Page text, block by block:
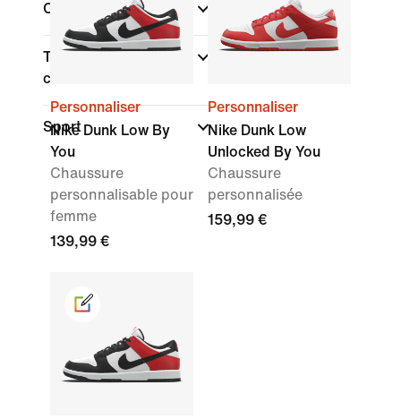
Collections(1)
Type de coupe des
chaussures
Sport
Personnaliser
Nike Dunk Low By
You
Chaussure
personnalisable pour
femme
139,99 €
Personnaliser
Nike Dunk Low
Unlocked By You
Chaussure
personnalisée
159,99 €